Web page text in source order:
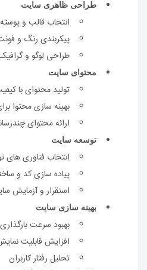
طراحی ظاهری سایت
انتخاب قالب و پوسته
پیکربندی رنگ و
طراحی لوگو و
محتوای سایت
تولید محتوای با
بهینه سازی محتوا
ارائه محتوای
توسعه سایت
انتخاب فناوری های
پیاده سازی کد و
استقرار و آزمایش
بهینه سازی سایت
بهبود سرعت بارگذاری
افزایش قابلیت
تحلیل رفتار کاربران